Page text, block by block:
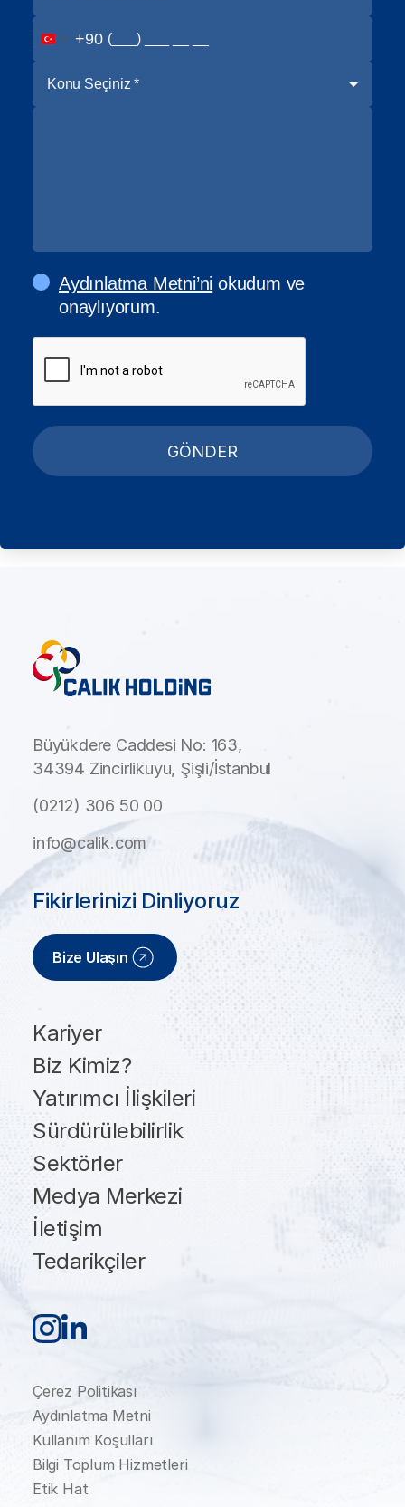
+90
Konu Seçiniz *
Aydınlatma Metni’ni okudum ve
onaylıyorum.
GÖNDER
Büyükdere Caddesi No: 163,
34394 Zincirlikuyu, Şişli/İstanbul
(0212) 306 50 00
info@calik.com
Kariyer
Biz Kimiz?
Yatırımcı İlişkileri
Sürdürülebilirlik
Sektörler
Medya Merkezi
İletişim
Tedarikçiler
Fikirlerinizi Dinliyoruz
Bize Ulaşın
Çerez Politikası
Aydınlatma Metni
Kullanım Koşulları
Bilgi Toplum Hizmetleri
Etik Hat